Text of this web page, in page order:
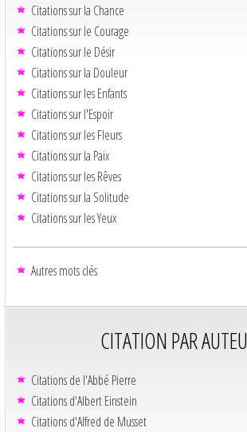
Citations sur la Chance
Citations sur le Courage
Citations sur le Désir
Citations sur la Douleur
Citations sur les Enfants
Citations sur l'Espoir
Citations sur les Fleurs
Citations sur la Paix
Citations sur les Rêves
Citations sur la Solitude
Citations sur les Yeux
Autres mots clés
CITATION PAR
Citations de l'Abbé Pierre
Citations d'Albert Einstein
Citations d'Alfred de Musset